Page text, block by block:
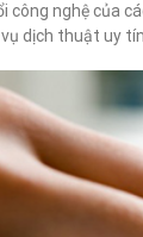
công nghệ của
dịch thuật uy